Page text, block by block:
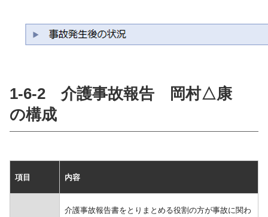
1-6-2 介護事故報告 岡村△康
の構成
項目 内容
介護事故報告書をとりまとめる役割の方が事故に関わ